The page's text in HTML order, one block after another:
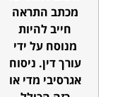
מכתב התראה
חייב להיות
מנוסח על ידי
עורך דין. ניסוח
אגרסיבי מדי או